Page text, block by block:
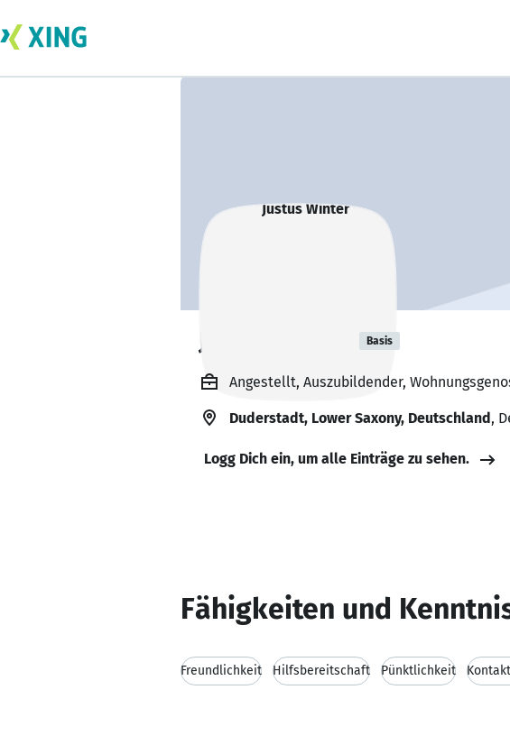
Justus Winter Basis
Angestellt, Auszubildender,
Duderstadt, Lower Saxony, Deutschland,
Logg Dich ein, um alle Einträge zu sehen.
Fähigkeiten und
Freundlichkeit Hilfsbereitschaft Pünktlichkeit